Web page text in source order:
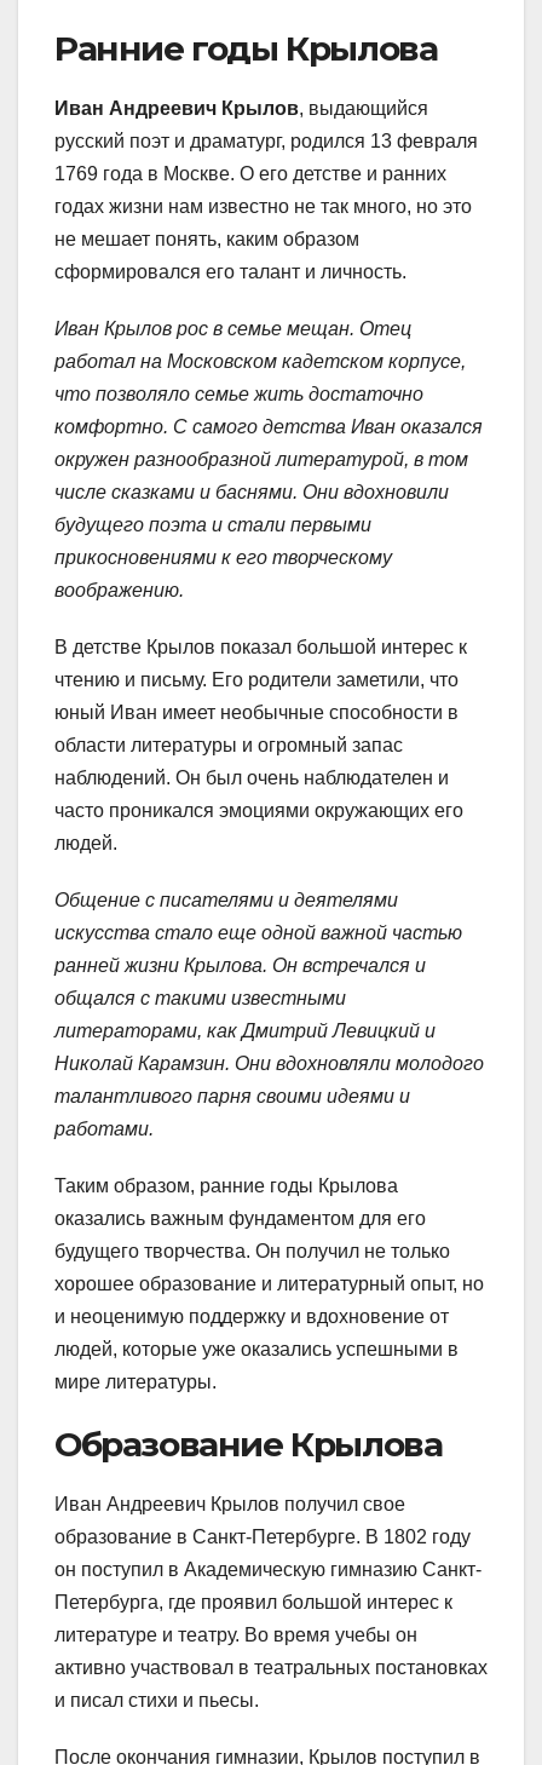
Ранние годы Крылова
Иван Андреевич Крылов, выдающийся
русский поэт и драматург, родился 13 февраля
1769 года в Москве. О его детстве и ранних
годах жизни нам известно не так много, но это
не мешает понять, каким образом
сформировался его талант и личность.
Иван Крылов рос в семье мещан. Отец
работал на Московском кадетском корпусе,
что позволяло семье жить достаточно
комфортно. С самого детства Иван оказался
окружен разнообразной литературой, в том
числе сказками и баснями. Они вдохновили
будущего поэта и стали первыми
прикосновениями к его творческому
воображению.
В детстве Крылов показал большой интерес к
чтению и письму. Его родители заметили, что
юный Иван имеет необычные способности в
области литературы и огромный запас
наблюдений. Он был очень наблюдателен и
часто проникался эмоциями окружающих его
людей.
Общение с писателями и деятелями
искусства стало еще одной важной частью
ранней жизни Крылова. Он встречался и
общался с такими известными
литераторами, как Дмитрий Левицкий и
Николай Карамзин. Они вдохновляли молодого
талантливого парня своими идеями и
работами.
Таким образом, ранние годы Крылова
оказались важным фундаментом для его
будущего творчества. Он получил не только
хорошее образование и литературный опыт, но
и неоценимую поддержку и вдохновение от
людей, которые уже оказались успешными в
мире литературы.
Образование Крылова
Иван Андреевич Крылов получил свое
образование в Санкт-Петербурге. В 1802 году
он поступил в Академическую гимназию Санкт-
Петербурга, где проявил большой интерес к
литературе и театру. Во время учебы он
активно участвовал в театральных постановках
и писал стихи и пьесы.
После окончания гимназии, Крылов поступил в